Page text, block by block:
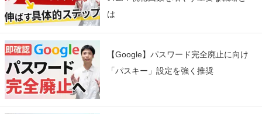
は
【Google】パスワード完全廃止に向け
「パスキー」設定を強く推奨